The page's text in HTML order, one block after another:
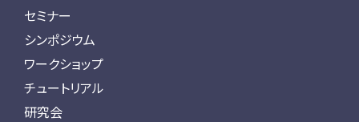
セミナー
シンポジウム
ワークショップ
チュートリアル
研究会